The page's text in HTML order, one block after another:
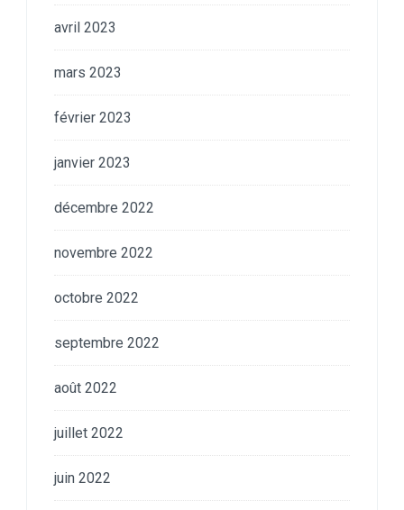
avril 2023
mars 2023
février 2023
janvier 2023
décembre 2022
novembre 2022
octobre 2022
septembre 2022
août 2022
juillet 2022
juin 2022